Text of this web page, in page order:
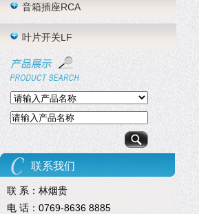
音箱插座RCA
叶片开关LF
联系我们
联 系：林烟贵
电 话：0769-8636 8885